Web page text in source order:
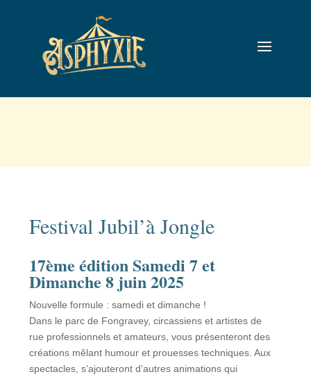
Festival Jubil’à Jongle
17ème édition Samedi 7 et
Dimanche 8 juin 2025
Nouvelle formule : samedi et dimanche !
Dans le parc de Fongravey, circassiens et artistes de
rue professionnels et amateurs, vous présenteront des
créations mêlant humour et prouesses techniques. Aux
spectacles, s’ajouteront d’autres animations qui